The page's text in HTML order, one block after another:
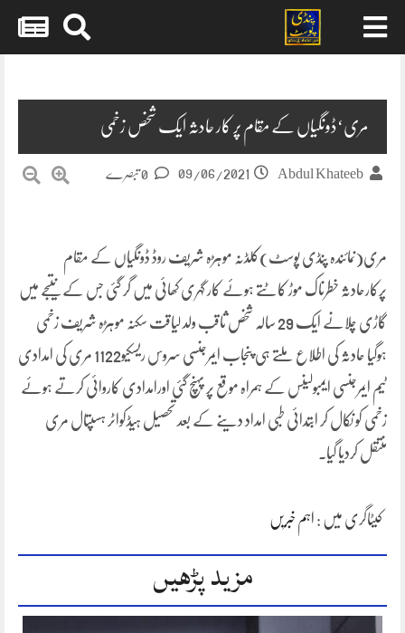
مری‘ڈونگیاں کے مقام پر کار حادثہ ایک شخص زخمی
Abdul Khateeb
09/06/2021
مری(نمائندہ پنڈی پوسٹ)کلڈنہ موہڑہ شریف روڈ ڈونگیاں کے مقام
پرکارحادثہ خطرناک موڑ کاٹتے ہوئے کار گہری کھائی میں گر گئی جس کے نتیجے میں
گاڑی چلانے ایک 29 سالہ شخص ثاقب ولد لیاقت سکنہ موہڑہ شریف زخمی
ہوگیا حادثہ کی اطلاع ملتے ہی پنجاب ایمرجنسی سروس ریسکیو1122 مری کی امدادی
ٹیم ایمرجنسی ایمبولینس کے ہمراہ موقع پر پہنچ گئی اورامدادی کاروائی کرتے ہوئے
زخمی کو نکال کر ابتدائی طبی امداد دینے کے بعد تحصیل ہیڈکواٹر ہسپتال مری
منتقل کردیا گیا۔
کیٹاگری میں : اہم خبریں
مزید پڑھیں